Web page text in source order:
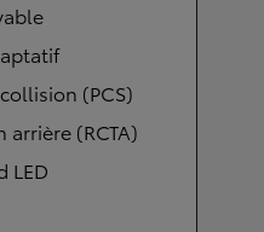
(PCS)
(RCTA)
LED